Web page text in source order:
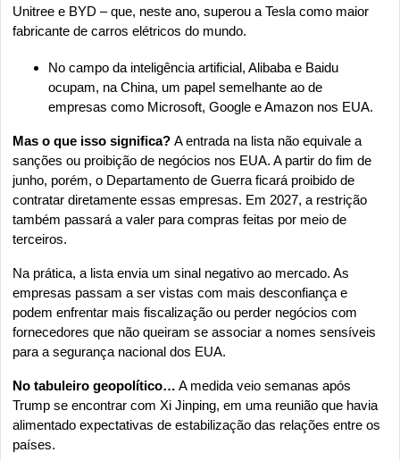
Unitree e BYD – que, neste ano, superou a Tesla como maior
fabricante de carros elétricos do mundo.
No campo da inteligência artificial, Alibaba e Baidu
ocupam, na China, um papel semelhante ao de
empresas como Microsoft, Google e Amazon nos EUA.
Mas o que isso significa? A entrada na lista não equivale a
sanções ou proibição de negócios nos EUA. A partir do fim de
junho, porém, o Departamento de Guerra ficará proibido de
contratar diretamente essas empresas. Em 2027, a restrição
também passará a valer para compras feitas por meio de
terceiros.
Na prática, a lista envia um sinal negativo ao mercado. As
empresas passam a ser vistas com mais desconfiança e
podem enfrentar mais fiscalização ou perder negócios com
fornecedores que não queiram se associar a nomes sensíveis
para a segurança nacional dos EUA.
No tabuleiro geopolítico… A medida veio semanas após
Trump se encontrar com Xi Jinping, em uma reunião que havia
alimentado expectativas de estabilização das relações entre os
países.